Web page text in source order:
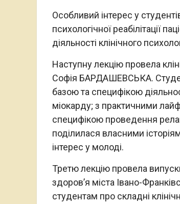
Особливий інтерес у
психологічної реабілітації
діяльності клінічного
Наступну лекцію провела
Софія БАРДАШЕВСЬКА.
базою та специфікою
міокарду; з практичними
специфікою проведення
поділилася власними
інтерес у молоді.
Третю лекцію провела
здоров’я міста Івано-
студентам про складні